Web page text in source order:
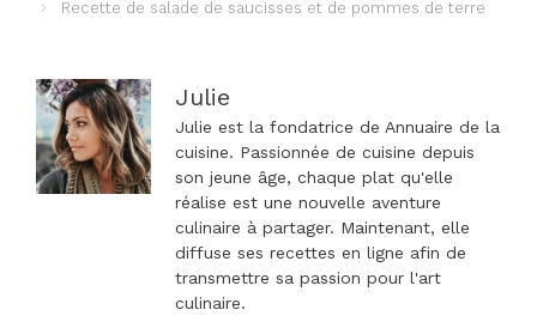
Recette de salade de saucisses et de pommes de terre
Julie
Julie est la fondatrice de Annuaire de la
cuisine. Passionnée de cuisine depuis
son jeune âge, chaque plat qu'elle
réalise est une nouvelle aventure
culinaire à partager. Maintenant, elle
diffuse ses recettes en ligne afin de
transmettre sa passion pour l'art
culinaire.